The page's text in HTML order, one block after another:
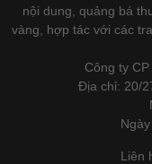
nội dung, quảng bá
vàng, hợp tác với các
Công ty
Địa chỉ: 20/
Liên